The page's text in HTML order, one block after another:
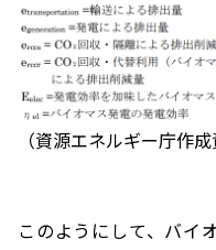
（資源エネルギー庁作
このようにして、バイ